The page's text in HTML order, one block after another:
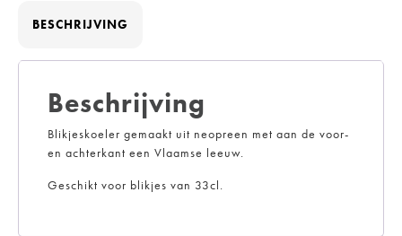
BESCHRIJVING
Beschrijving
Blikjeskoeler gemaakt uit neopreen met aan de voor-
en achterkant een Vlaamse leeuw.
Geschikt voor blikjes van 33cl.